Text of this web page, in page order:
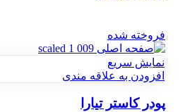
فروخته شده
نمایش سریع
افزودن به علاقه مندی
پودر کاستر تیارا